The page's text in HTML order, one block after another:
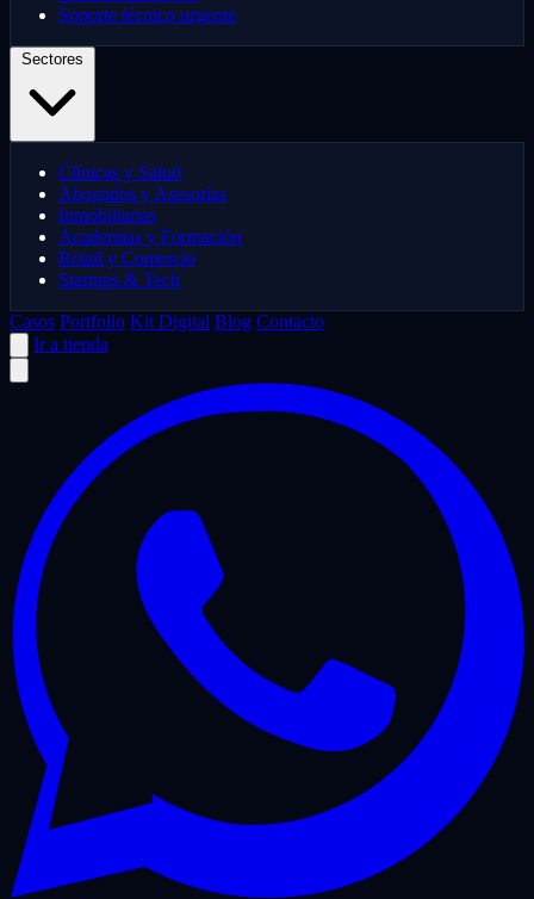
Soporte técnico urgente
Clínicas y Salud
Abogados y Asesorías
Inmobiliarias
Academias y Formación
Retail y Comercio
Startups & Tech
Casos Portfolio Kit Digital Blog Contacto
Ir a tienda